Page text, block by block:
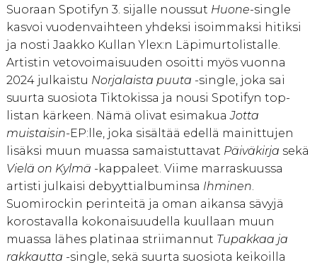
Suoraan Spotifyn 3. sijalle noussut Huone-single
kasvoi vuodenvaihteen yhdeksi isoimmaksi hitiksi
ja nosti Jaakko Kullan Ylex:n Läpimurtolistalle.
Artistin vetovoimaisuuden osoitti myös vuonna
2024 julkaistu Norjalaista puuta -single, joka sai
suurta suosiota Tiktokissa ja nousi Spotifyn top-
listan kärkeen. Nämä olivat esimakuaJotta
muistaisin-EP:lle, joka sisältää edellä mainittujen
lisäksi muun muassa samaistuttavat Päiväkirja sekä
Vielä on Kylmä -kappaleet. Viime marraskuussa
artisti julkaisi debyyttialbuminsa Ihminen.
Suomirockin perinteitä ja oman aikansa sävyjä
korostavalla kokonaisuudella kuullaan muun
muassa lähes platinaa striimannut Tupakkaa ja
rakkautta -single, sekä suurta suosiota keikoilla